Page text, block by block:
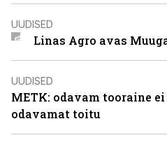
UUDISED
Linas Agro avas
UUDISED
METK: odavam tooraine
odavamat toitu